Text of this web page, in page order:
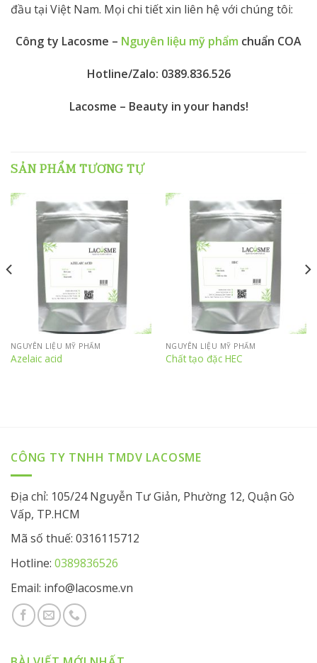
đầu tại Việt Nam. Mọi chi tiết xin liên hệ với chúng tôi:
Công ty Lacosme – Nguyên liệu mỹ phẩm chuẩn COA
Hotline/Zalo: 0389.836.526
Lacosme – Beauty in your hands!
SẢN PHẨM TƯƠNG TỰ
NGUYÊN LIỆU MỸ PHẨM
Azelaic acid
NGUYÊN LIỆU MỸ PHẨM
Chất tạo đặc HEC
CÔNG TY TNHH TMDV LACOSME
Địa chỉ: 105/24 Nguyễn Tư Giản, Phường 12, Quận Gò
Vấp, TP.HCM
Mã số thuế: 0316115712
Hotline: 0389836526
Email: info@lacosme.vn